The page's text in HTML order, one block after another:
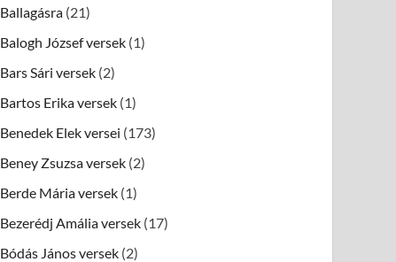
Ballagásra (21)
Balogh József versek (1)
Bars Sári versek (2)
Bartos Erika versek (1)
Benedek Elek versei (173)
Beney Zsuzsa versek (2)
Berde Mária versek (1)
Bezerédj Amália versek (17)
Bódás János versek (2)